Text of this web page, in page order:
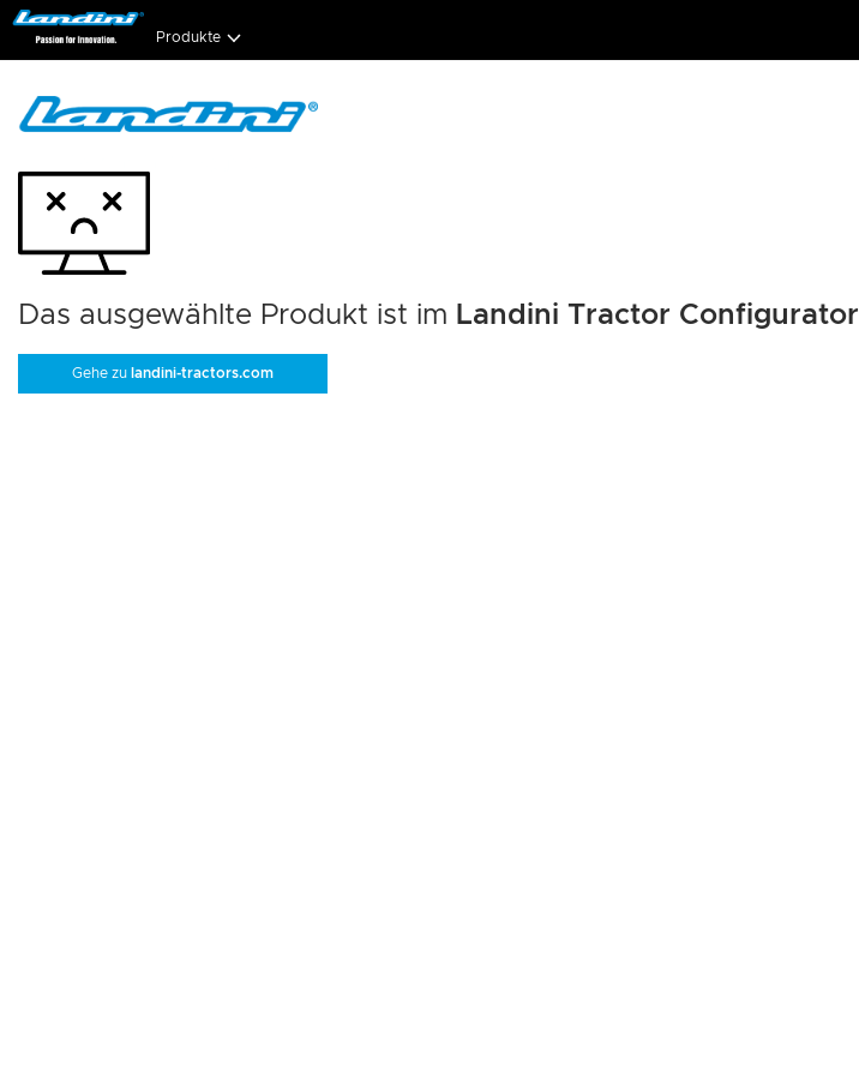
Produkte
Das ausgewählte Produkt ist im Landini Tractor Configurator
Gehe zulandini-tractors.com